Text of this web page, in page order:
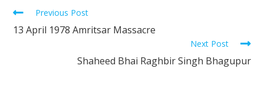
Previous Post
13 April 1978 Amritsar Massacre
Next Post
Shaheed Bhai Raghbir Singh Bhagupur